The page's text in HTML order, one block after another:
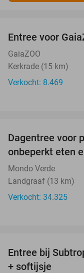
Entree voor
GaiaZOO
Kerkrade (15 km)
Verkocht: 8.469
Dagentree voor
onbeperkt eten
Mondo Verde
Landgraaf (13 km)
Verkocht: 34.325
Entree bij
+ softijsje